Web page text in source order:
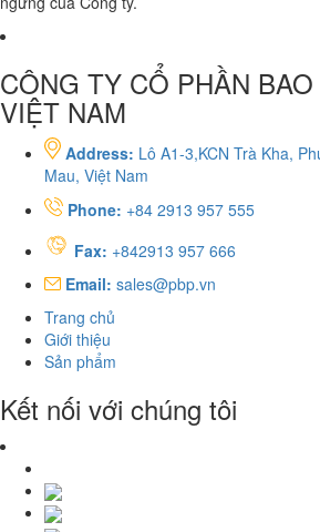
CÔNG TY CỔ PHẦN
VIỆT NAM
Address: Lô A1-3,KCN Trà Kha,
Mau, Việt Nam
Phone: +84 2913 957 555
Fax: +842913 957 666
Email: sales@pbp.vn
Trang chủ
Giới thiệu
Sản phẩm
Kết nối với chúng tôi